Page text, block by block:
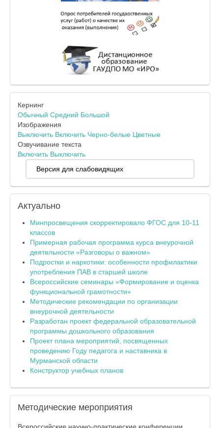
Кернинг
Обычный Средний Большой
Изображения
Выключить Включить Черно-белые Цветные
Озвучивание текста
Включить Выключить
Версия для слабовидящих
Актуально
Минпросвещения скорректировало ФГОС для 10-11
классов
Примерная рабочая программа курса внеурочной
деятельности «Разговоры о важном»
Подростки и наркотики: особенности профилактики
употребления ПАВ в старшей школе
Всероссийские семинары «Формирование и оценка
функциональной грамотности»
Методические рекомендации по организации
внеурочной деятельности
Разработан проект федеральной образовательной
программы дошкольного образования
Проект плана мероприятий, посвященных
проведению Году педагога и наставника в
Мурманской области
Конструктор учебных планов
Методические мероприятия